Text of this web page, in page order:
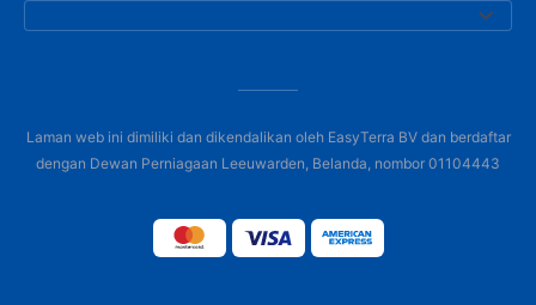
Laman web ini dimiliki dan dikendalikan oleh EasyTerra BV dan berdaftar
dengan Dewan Perniagaan Leeuwarden, Belanda, nombor 01104443